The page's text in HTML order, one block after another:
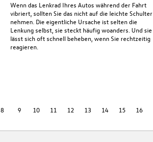
Wenn das Lenkrad Ihres Autos während der Fahrt
vibriert, sollten Sie das nicht auf die leichte Schulter
nehmen. Die eigentliche Ursache ist selten die
Lenkung selbst, sie steckt häufig woanders. Und sie
lässt sich oft schnell beheben, wenn Sie rechtzeitig
reagieren.
8 9 10 11 12 13 14 15 16